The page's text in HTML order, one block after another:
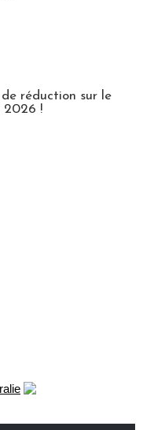
réduction sur le
2026 !